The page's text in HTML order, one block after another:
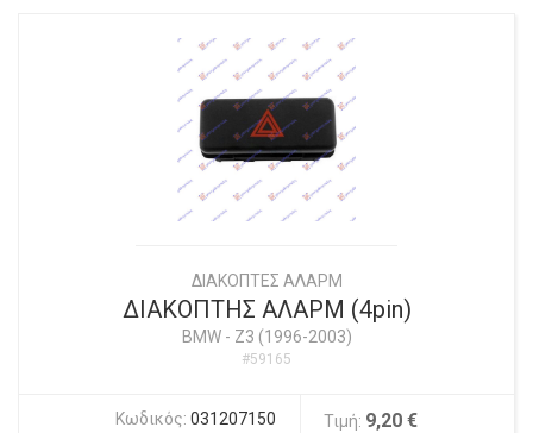
ΔΙΑΚΟΠΤΕΣ ΑΛΑΡΜ
ΔΙΑΚΟΠΤΗΣ ΑΛΑΡΜ (4pin)
BMW- Z3 (1996-2003)
#59165
Κωδικός: 031207150 Τιμή: 9,20 €